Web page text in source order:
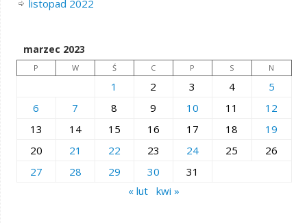
listopad 2022
marzec 2023
P W Ś C P S N
1 2 3 4
5
6
7 8 9 10 11
12
13
14 15 16 17 18
19
20
21 22 23 24 25
26
27
28 29 30
31
« lut kwi »